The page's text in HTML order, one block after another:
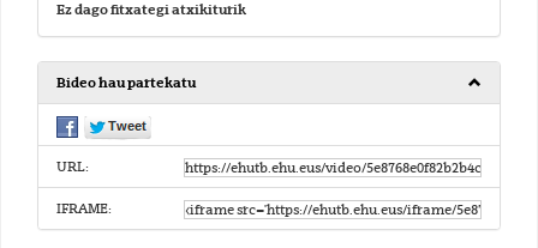
Ez dago fitxategi atxikiturik
Bideo hau partekatu
URL:
IFRAME: